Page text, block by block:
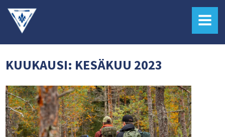
MENU
KUUKAUSI: KESÄKUU 2023